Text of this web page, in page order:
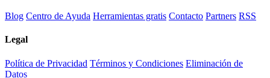
Blog Centro de Ayuda Herramientas gratis Contacto Partners RSS
Legal
Política de Privacidad Términos y Condiciones Eliminación de
Datos